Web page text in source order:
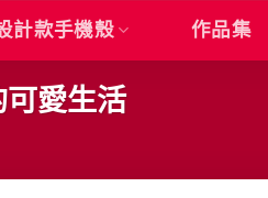
計款手機殼 作品集
愛生活